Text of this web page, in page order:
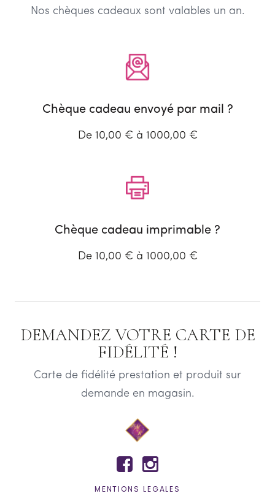
Nos chèques cadeaux sont valables un an.
Chèque cadeau envoyé par mail ?
De 10,00 € à 1000,00 €
Chèque cadeau imprimable ?
De 10,00 € à 1000,00 €
DEMANDEZ VOTRE CARTE DE
FIDÉLITÉ !
Carte de fidélité prestation et produit sur
demande en magasin.
 
MENTIONS LEGALES